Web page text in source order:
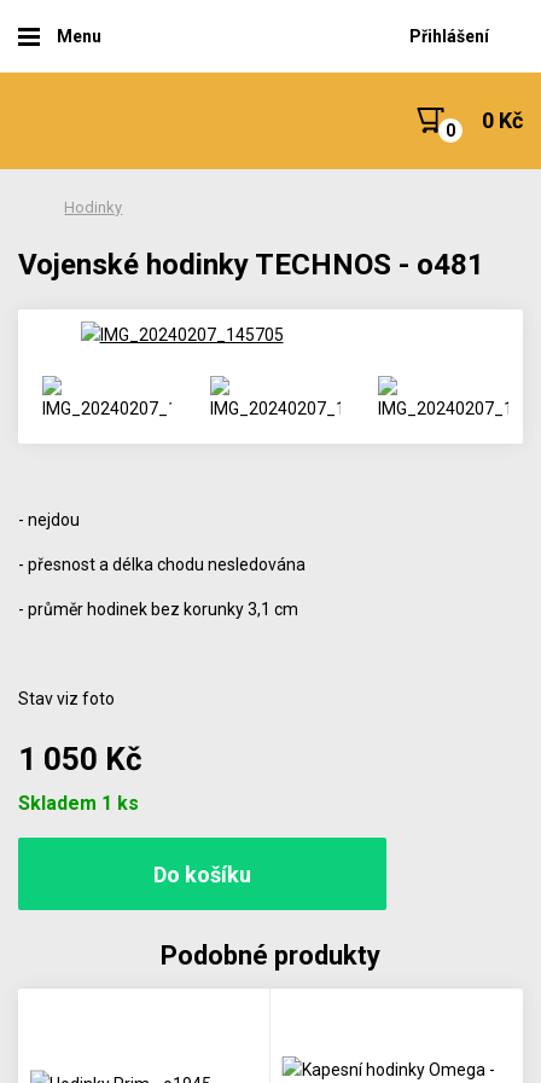
Menu Přihlášení
0 Kč
Hodinky
Vojenské hodinky TECHNOS - o481
- nejdou
- přesnost a délka chodu nesledována
- průměr hodinek bez korunky 3,1 cm
Stav viz foto
1 050 Kč
Skladem 1 ks
Podobné produkty